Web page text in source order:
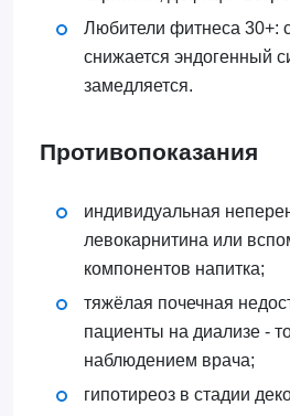
Любители фитнеса 30+:
снижается эндогенный
замедляется.
Противопоказания
индивидуальная
левокарнитина или
компонентов напитка;
тяжёлая почечная
пациенты на диализе -
наблюдением врача;
гипотиреоз в стадии